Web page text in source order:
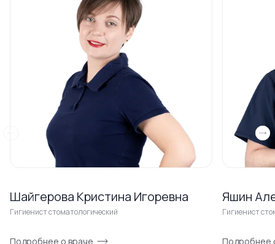
Шайгерова Кристина Игоревна
Гигиенист стоматологический
Подробнее о враче
Яшин
Гигиенист
Подробнее